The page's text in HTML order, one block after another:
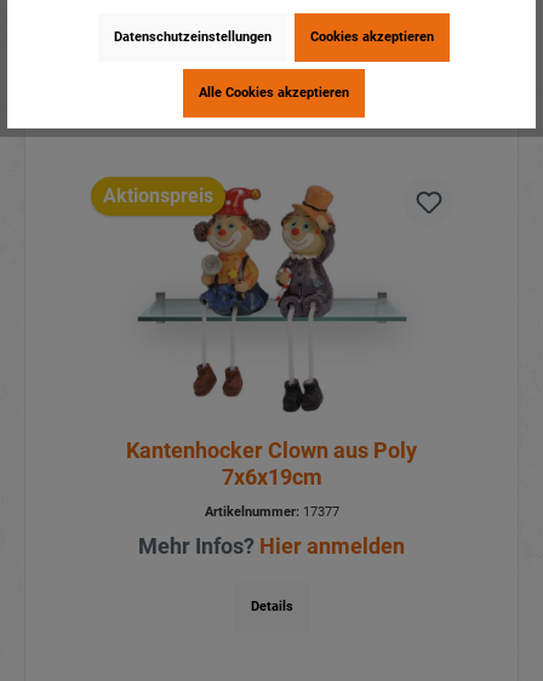
Hier anmelden
Aktionspreis
Kantenhocker Clown aus Poly
7x6x19cm
Artikelnummer:17377
Mehr Infos? Hier anmelden
Details
Datenschutzeinstellungen Cookies akzeptieren
Alle Cookies akzeptieren